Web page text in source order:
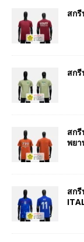
สกรี
สกรี
สกรี
พยา
สกรี